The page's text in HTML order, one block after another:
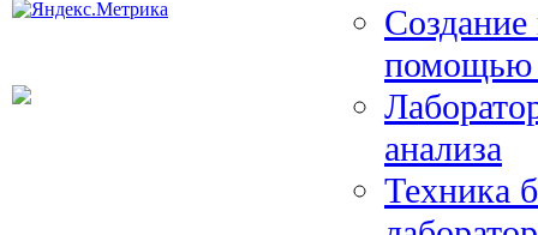
помощью
анализа
Техника